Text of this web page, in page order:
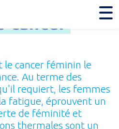
le cancer féminin le
Au terme des
requiert, les femmes
fatigue, éprouvent un
de féminité et
thermales sont un